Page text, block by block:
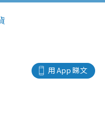
用 App 睇文